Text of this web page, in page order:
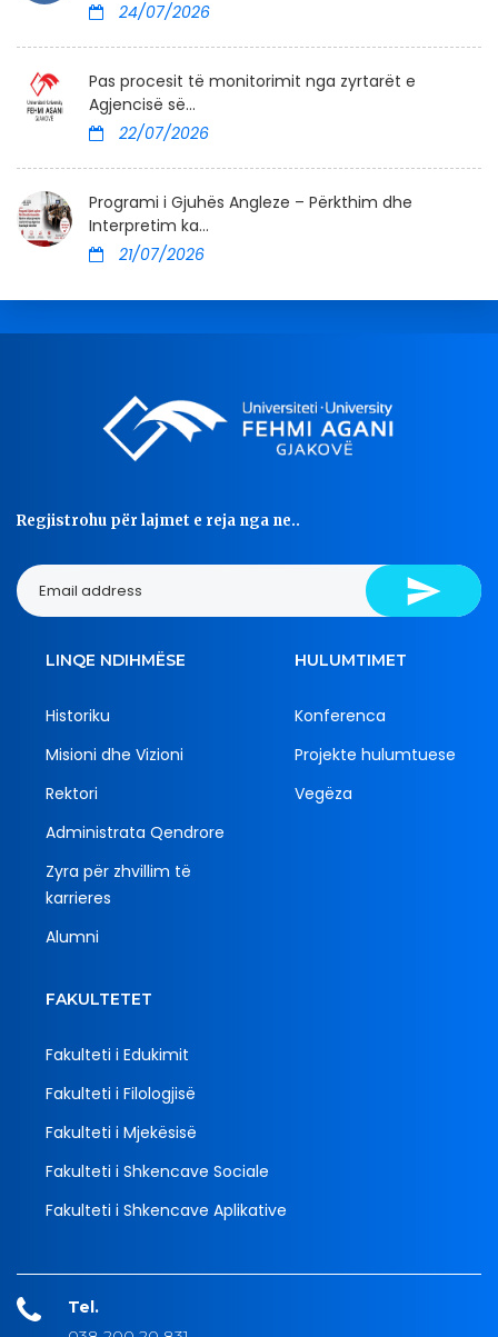
24/07/2026
Pas procesit të monitorimit nga zyrtarët e
Agjencisë së...
22/07/2026
Programi i Gjuhës Angleze – Përkthim dhe
Interpretim ka...
21/07/2026
Regjistrohu për lajmet e reja nga ne..
LINQE NDIHMËSE
Historiku
Misioni dhe Vizioni
Rektori
Administrata Qendrore
Zyra për zhvillim të
karrieres
Alumni
HULUMTIMET
Konferenca
Projekte hulumtuese
Vegëza
FAKULTETET
Fakulteti i Edukimit
Fakulteti i Filologjisë
Fakulteti i Mjekësisë
Fakulteti i Shkencave Sociale
Fakulteti i Shkencave Aplikative
Tel.